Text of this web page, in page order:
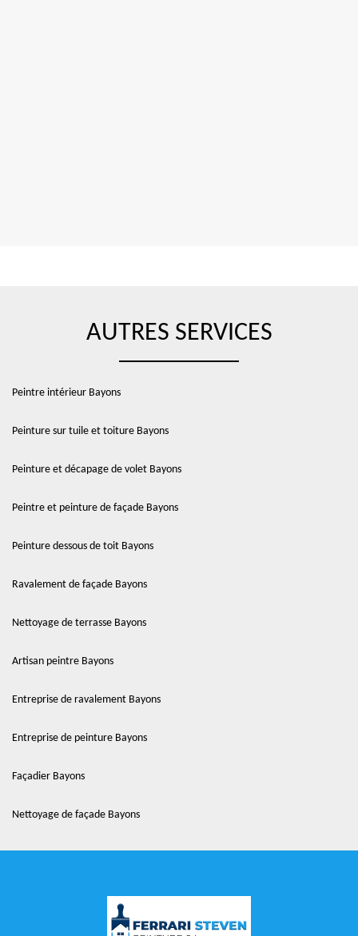
AUTRES SERVICES
Peintre intérieur Bayons
Peinture sur tuile et toiture Bayons
Peinture et décapage de volet Bayons
Peintre et peinture de façade Bayons
Peinture dessous de toit Bayons
Ravalement de façade Bayons
Nettoyage de terrasse Bayons
Artisan peintre Bayons
Entreprise de ravalement Bayons
Entreprise de peinture Bayons
Façadier Bayons
Nettoyage de façade Bayons